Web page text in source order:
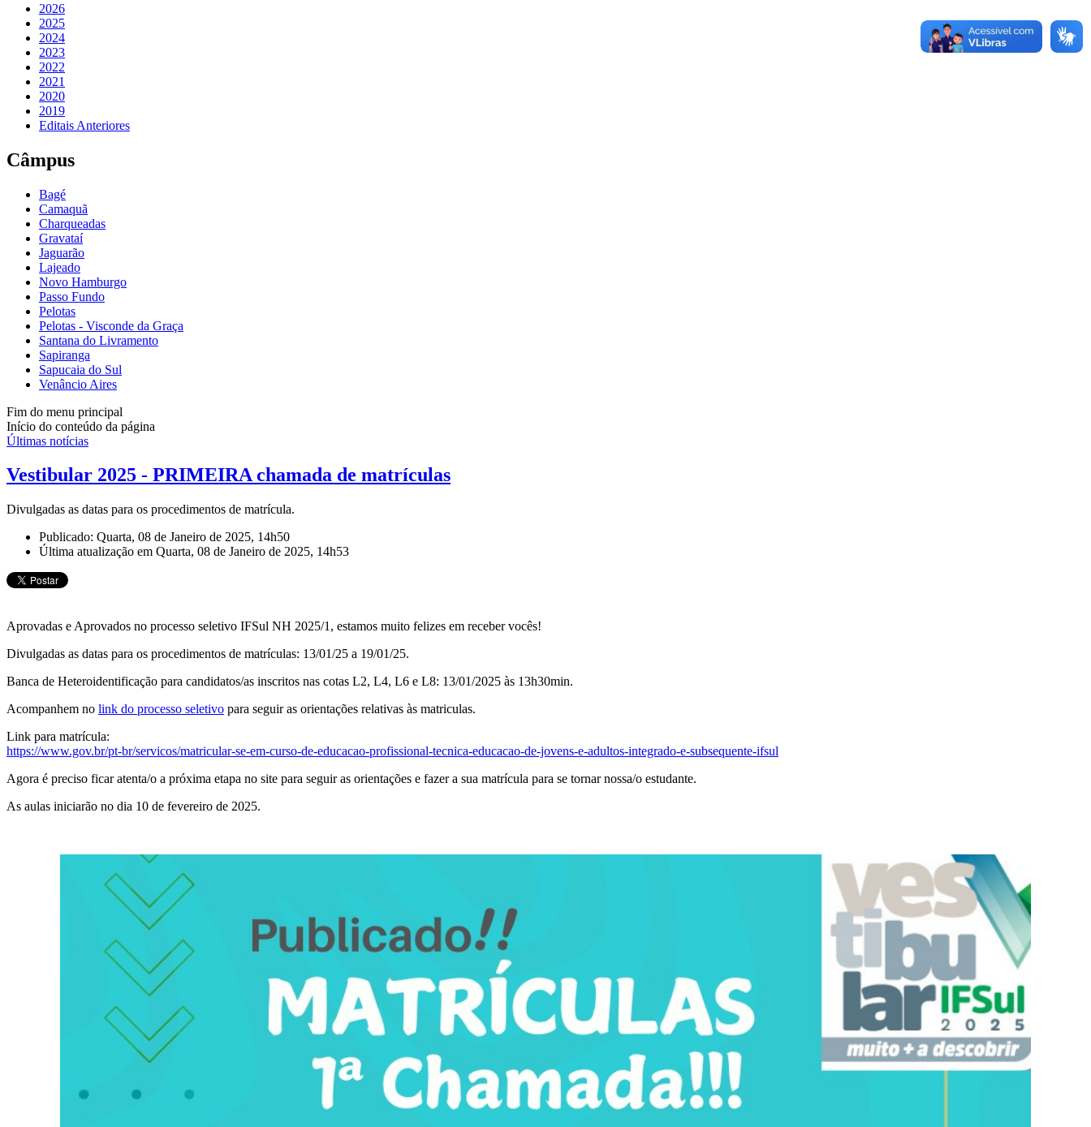
2026
2025
2024
2023
2022
2021
2020
2019
Editais Anteriores
Câmpus
Bagé
Camaquã
Charqueadas
Gravataí
Jaguarão
Lajeado
Novo Hamburgo
Passo Fundo
Pelotas
Pelotas - Visconde da Graça
Santana do Livramento
Sapiranga
Sapucaia do Sul
Venâncio Aires
Fim do menu principal
Início do conteúdo da página
Últimas notícias
Vestibular 2025 - PRIMEIRA chamada de matrículas
Divulgadas as datas para os procedimentos de matrícula.
Publicado: Quarta, 08 de Janeiro de 2025, 14h50
Última atualização em Quarta, 08 de Janeiro de 2025, 14h53
Aprovadas e Aprovados no processo seletivo IFSul NH 2025/1, estamos muito felizes em receber vocês!
Divulgadas as datas para os procedimentos de matrículas: 13/01/25 a 19/01/25.
Banca de Heteroidentificação para candidatos/as inscritos nas cotas L2, L4, L6 e L8: 13/01/2025 às 13h30min.
Acompanhem no link do processo seletivo para seguir as orientações relativas às matriculas.
Link para matrícula:
https://www.gov.br/pt-br/servicos/matricular-se-em-curso-de-educacao-profissional-tecnica-educacao-de-jovens-e-adultos-integrado-e-subsequente-ifsul
Agora é preciso ficar atenta/o a próxima etapa no site para seguir as orientações e fazer a sua matrícula para se tornar nossa/o estudante.
As aulas iniciarão no dia 10 de fevereiro de 2025.